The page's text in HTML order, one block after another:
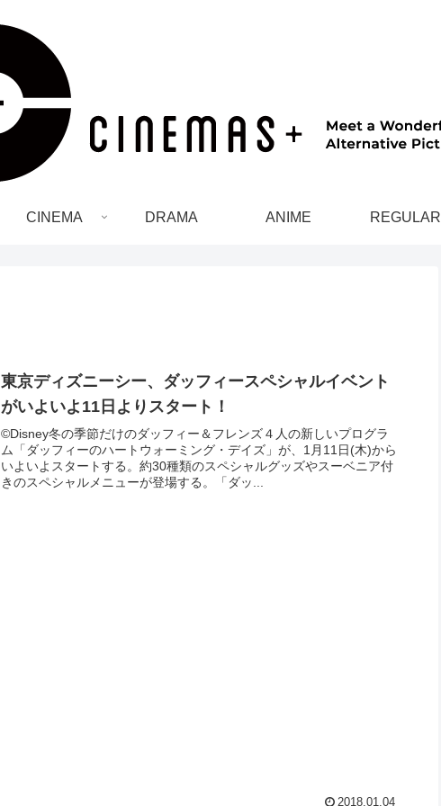
CINEMA DRAMA ANIME REGULAR
東京ディズニーシー、ダッフィースペシャルイベント
がいよいよ11日よりスタート！
©Disney冬の季節だけのダッフィー＆フレンズ４人の新しいプログラ
ム「ダッフィーのハートウォーミング・デイズ」が、1月11日(木)から
いよいよスタートする。約30種類のスペシャルグッズやスーベニア付
きのスペシャルメニューが登場する。「ダッ...
2018.01.04